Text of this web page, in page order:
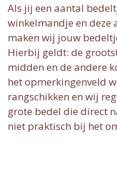
Als jij een aantal
winkelmandje en deze
maken wij jouw
Hierbij geldt: de
midden en de andere
het opmerkingenveld
rangschikken en wij
grote bedel die direct
niet praktisch bij het